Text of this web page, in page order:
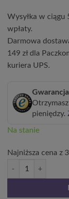
Wysyłka w ciągu
wpłaty.
Darmowa
149 zł dla
kuriera UPS.
pieniędzy.
Na stanie
Najniższa cena z
ilość Malina